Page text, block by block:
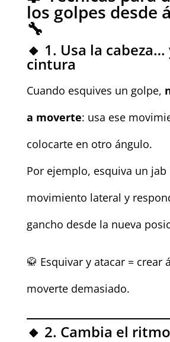
los golpes desde
🔧
🔸 1. Usa la cabeza…
cintura
Cuando esquives un golpe,
a moverte: usa ese
colocarte en otro ángulo.
Por ejemplo, esquiva un jab
movimiento lateral y
gancho desde la nueva
🥋 Esquivar y atacar = crear
moverte demasiado.
🔸 2. Cambia el